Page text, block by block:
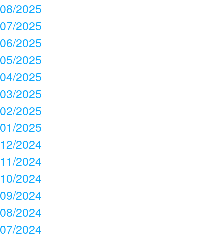
08/2025
07/2025
06/2025
05/2025
04/2025
03/2025
02/2025
01/2025
12/2024
11/2024
10/2024
09/2024
08/2024
07/2024